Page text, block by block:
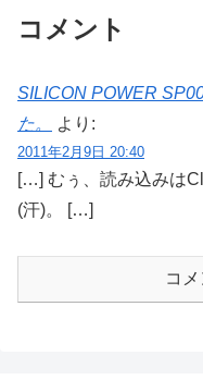
コメント
SILICON POWER
た。
より:
2011年2月9日 20:40
[…] むぅ、読み込みは
(汗)。 […]
コ